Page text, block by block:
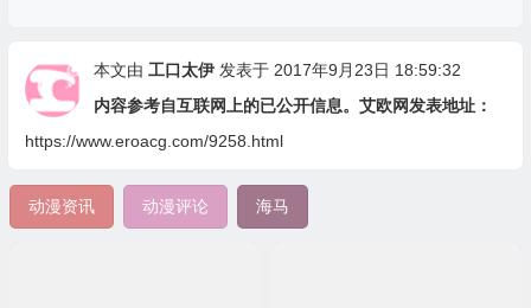
本文由 工口太伊发表于 2017年9月23日 18:59:32
内容参考自互联网上的已公开信息。艾欧网发表地址：
https://www.eroacg.com/9258.html
动漫资讯 动漫评论 海马